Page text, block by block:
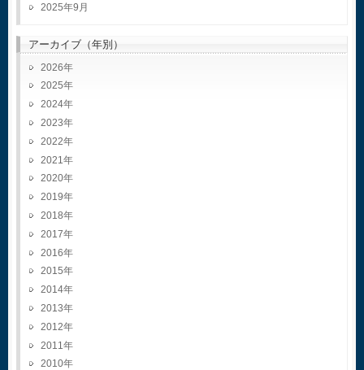
2025年9月
アーカイブ（年別）
2026
2025
2024
2023
2022
2021
2020
2019
2018
2017
2016
2015
2014
2013
2012
2011
2010